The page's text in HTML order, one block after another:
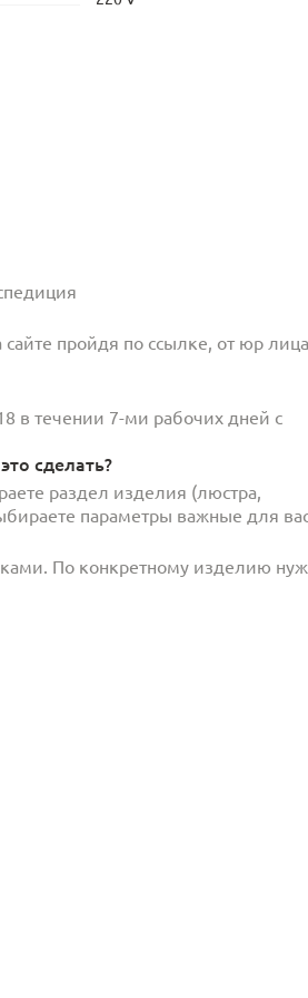
пройдя по ссылке, от юр
в течении 7-ми рабочих дней с
сделать?
раздел изделия (люстра,
параметры важные для
По конкретному изделию